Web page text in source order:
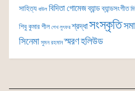
সাহিত্য বাউল বিদিতা গোমেজব্যান্ডব্যান্ডসংগীত
শিবু কুমার শীল শেখ লুৎফর শ্রদ্ধাসংস্কৃতি
সিনেমা সুমন রহমান স্মরণহলিউড